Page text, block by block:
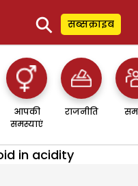
⚲ सब्सक्राइब
आपकी
समस्याएं
राजनीति
in acidity